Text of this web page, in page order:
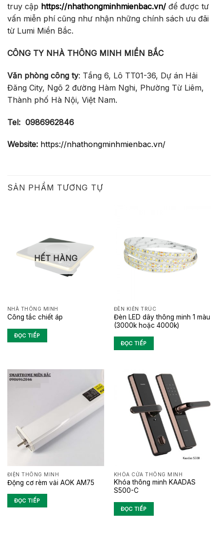
truy cập https://nhathongminhmienbac.vn/ để được tư
vấn miễn phí cũng như nhận những chính sách ưu đãi
từ Lumi Miền Bắc.
CÔNG TY NHÀ THÔNG MINH MIỀN BẮC
Văn phòng công ty: Tầng 6, Lô TT01-36, Dự án Hải
Đăng City, Ngõ 2 đường Hàm Nghi, Phường Từ Liêm,
Thành phố Hà Nội, Việt Nam.
Tel: 0986962846
Website: https://nhathongminhmienbac.vn/
SẢN PHẨM TƯƠNG TỰ
HẾT HÀNG
NHÀ THÔNG MINH
Công tắc chiết áp
ĐỌC TIẾP
ĐÈN KIẾN TRÚC
Đèn LED dây thông minh 1 màu
(3000k hoặc 4000k)
ĐỌC TIẾP
ĐIỆN THÔNG MINH
Động cơ rèm vải AOK AM75
ĐỌC TIẾP
KHÓA CỬA THÔNG MINH
Khóa thông minh KAADAS
S500-C
ĐỌC TIẾP